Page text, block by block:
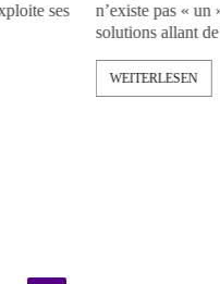
n’existe pas « un » seul
solutions allant de […]
WEITERLESEN